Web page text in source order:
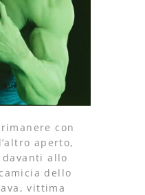
con
aperto,
allo
dello
vittima